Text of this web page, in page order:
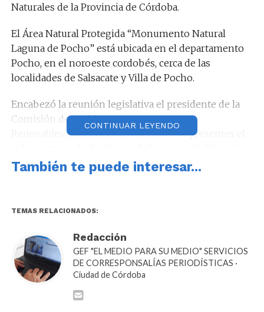
Naturales de la Provincia de Córdoba.
El Área Natural Protegida “Monumento Natural
Laguna de Pocho” está ubicada en el departamento
Pocho, en el noroeste cordobés, cerca de las
localidades de Salsacate y Villa de Pocho.
Encabezó la reunión legislativa el presidente de la
Comisión de Ambiente y Recursos
Renovables, Abraham Galo. Estuvieron presentes el
Magnasco, junto a dos técnicas del área.
trascendentes a nivel ecológico, cultural y educativo.
Informó a los legisladores que miembros de la
dependencia que encabeza efectuaron monitoreos
en la laguna a solicitud de Heredia y pensaron en
estrategias de protección acordes. También indicó
CONTINUAR LEYENDO
También te puede interesar...
TEMAS RELACIONADOS:
Redacción
GEF "EL MEDIO PARA SU MEDIO" SERVICIOS
DE CORRESPONSALÍAS PERIODÍSTICAS ·
Ciudad de Córdoba